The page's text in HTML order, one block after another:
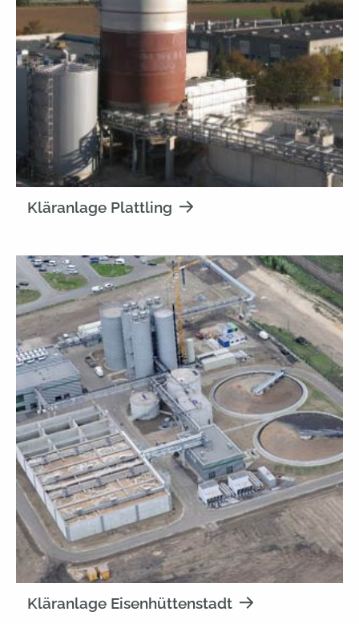
Kläranlage Plattling
Kläranlage Eisenhüttenstadt